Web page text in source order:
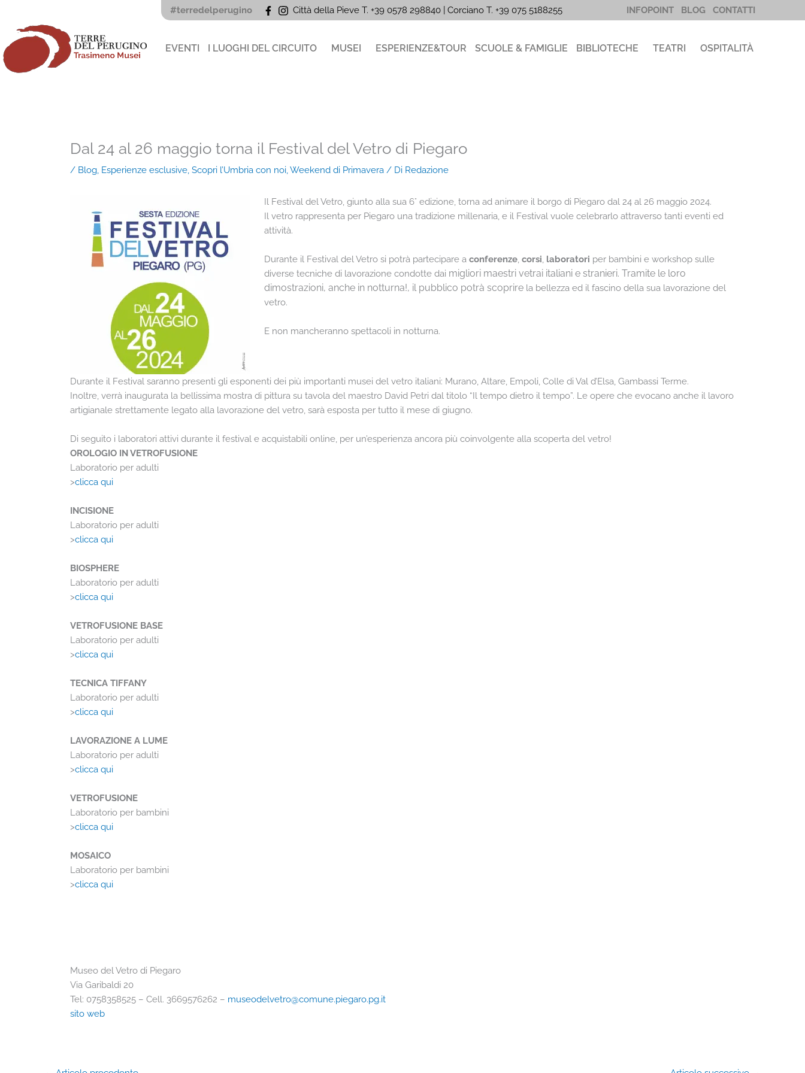
contenuto
#terredelperugino Città della Pieve T. +39 0578 298840 | Corciano T. +39 075 5188255 INFOPOINT BLOG CONTATTI
EVENTI I LUOGHI DEL CIRCUITO MUSEI ESPERIENZE&TOUR SCUOLE & FAMIGLIE BIBLIOTECHE TEATRI OSPITALITÀ
Dal 24 al 26 maggio torna il Festival del Vetro di Piegaro
/ Blog, Esperienze esclusive, Scopri l’Umbria con noi,Weekend di Primavera / Di Redazione
Il Festival del Vetro, giunto alla sua 6° edizione, torna ad animare il borgo di Piegaro dal 24 al 26 maggio 2024.
Il vetro rappresenta per Piegaro una tradizione millenaria, e il Festival vuole celebrarlo attraverso tanti eventi ed
attività.
Durante il Festival del Vetro si potrà partecipare a conferenze, corsi, laboratori per bambini e workshop sulle
diverse tecniche di lavorazione condotte dai migliori maestri vetrai italiani e stranieri. Tramite le loro
dimostrazioni, anche in notturna!, il pubblico potrà scoprire la bellezza ed il fascino della sua lavorazione del
vetro.
E non mancheranno spettacoli in notturna.
Durante il Festival saranno presenti gli esponenti dei più importanti musei del vetro italiani: Murano, Altare, Empoli, Colle di Val d’Elsa, Gambassi Terme.
Inoltre, verrà inaugurata la bellissima mostra di pittura su tavola del maestro David Petri dal titolo “Il tempo dietro il tempo”. Le opere che evocano anche il lavoro
artigianale strettamente legato alla lavorazione del vetro, sarà esposta per tutto il mese di giugno.
Di seguito i laboratori attivi durante il festival e acquistabili online, per un’esperienza ancora più coinvolgente alla scoperta del vetro!
OROLOGIO IN VETROFUSIONE
Laboratorio per adulti
>clicca qui
INCISIONE
Laboratorio per adulti
>clicca qui
BIOSPHERE
Laboratorio per adulti
>clicca qui
VETROFUSIONE BASE
Laboratorio per adulti
>clicca qui
TECNICA TIFFANY
Laboratorio per adulti
>clicca qui
LAVORAZIONE A LUME
Laboratorio per adulti
>clicca qui
VETROFUSIONE
Laboratorio per bambini
>clicca qui
MOSAICO
Laboratorio per bambini
>clicca qui
Museo del Vetro di Piegaro
Via Garibaldi 20
Tel: 0758358525 – Cell. 3669576262 – museodelvetro@comune.piegaro.pg.it
sito web